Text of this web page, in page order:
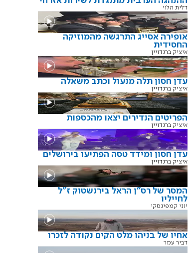
דלית הלוי
אופירה אסייג התרגשה מהמוזיקה
החסידית
איציק ברנדויין
עדן חסון תלה מנעול וכתב משאלה
איציק ברנדויין
הפריטים הנדירים יצאו מהכספות
איציק ברנדויין
עדן חסון ומידד טסה הפתיעו בירושלים
איציק ברנדויין
המסר של רס"ן הראל בירנשטוק ז"ל
לחייליו
יוני קמפינסקי
אחיו של בניהו מלט הקים נקודה לזכרו
דביר עמר